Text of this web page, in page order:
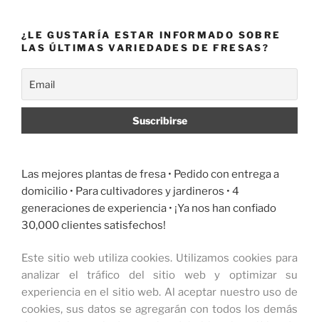
¿LE GUSTARÍA ESTAR INFORMADO SOBRE
LAS ÚLTIMAS VARIEDADES DE FRESAS?
Las mejores plantas de fresa • Pedido con entrega a
domicilio • Para cultivadores y jardineros • 4
generaciones de experiencia • ¡Ya nos han confiado
30,000 clientes satisfechos!
Este sitio web utiliza cookies. Utilizamos cookies para
analizar el tráfico del sitio web y optimizar su
experiencia en el sitio web. Al aceptar nuestro uso de
cookies, sus datos se agregarán con todos los demás